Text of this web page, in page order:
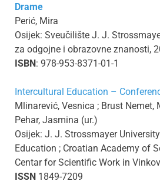
Drame
Perić, Mira
Osijek: Sveučilište J. J.
za odgojne i obrazovne znanosti,
ISBN: 978-953-8371-01-1
Intercultural Education –
Mlinarević, Vesnica ; Brust Nemet,
Pehar, Jasmina (ur.)
Osijek: J. J. Strossmayer
Education ; Croatian Academy of
Centar for Scientific Work in
ISSN 1849-7209